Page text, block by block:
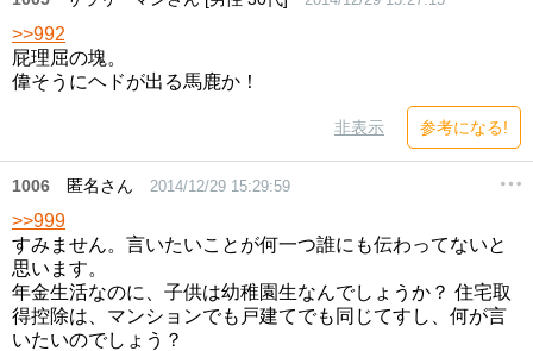
>>992
屁理屈の塊。
偉そうにヘドが出る馬鹿か！
非表示 参考になる!
1006 匿名さん 2014/12/29 15:29:59
>>999
すみません。言いたいことが何一つ誰にも伝わってないと
思います。
年金生活なのに、子供は幼稚園生なんでしょうか？ 住宅取
得控除は、マンションでも戸建てでも同じてすし、何が言
いたいのでしょう？